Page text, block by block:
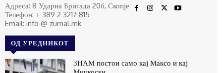
Адреса: 8 Ударна Бригада 20б, Скопје
Телефон: + 389 2 3217 815
Email: info @ zurnal.mk
ОД УРЕДНИКОТ
ЗНАМ постои само кај Максо и кај